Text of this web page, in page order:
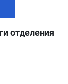
отделения